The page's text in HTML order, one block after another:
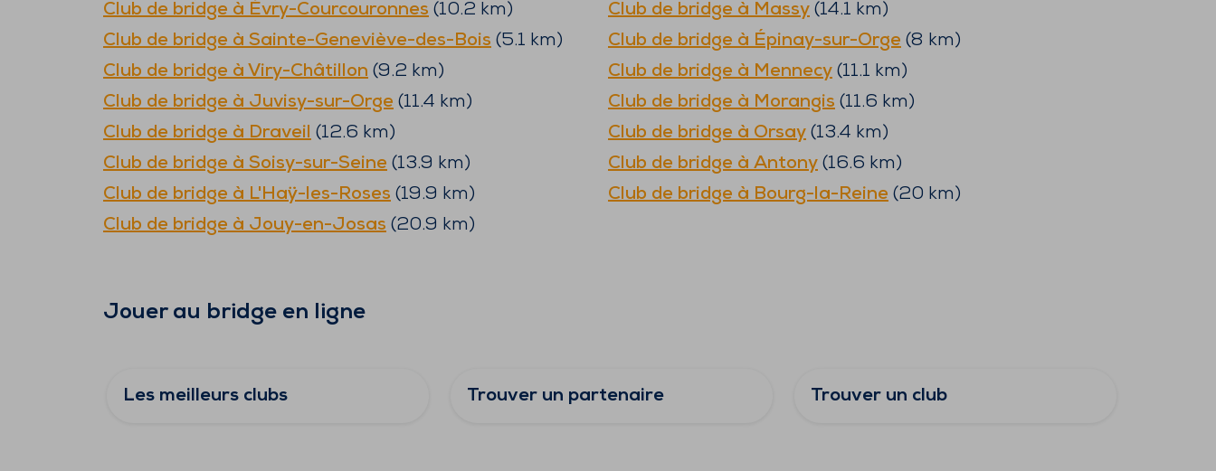
Club de bridge à Évry-Courcouronnes (10.2 km) Club de bridge à Massy (14.1 km)
Club de bridge à Sainte-Geneviève-des-Bois (5.1 km) Club de bridge à Épinay-sur-Orge (8 km)
Club de bridge à Viry-Châtillon (9.2 km) Club de bridge à Mennecy (11.1 km)
Club de bridge à Juvisy-sur-Orge (11.4 km) Club de bridge à Morangis (11.6 km)
Club de bridge à Draveil (12.6 km) Club de bridge à Orsay (13.4 km)
Club de bridge à Soisy-sur-Seine (13.9 km) Club de bridge à Antony (16.6 km)
Club de bridge à L'Haÿ-les-Roses (19.9 km) Club de bridge à Bourg-la-Reine (20 km)
Club de bridge à Jouy-en-Josas (20.9 km)
Jouer au bridge en ligne
Les meilleurs clubs Trouver un partenaire Trouver un club